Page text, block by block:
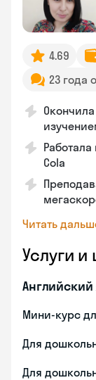
4.69
23 года
Cola
Читать
Услуги и
Мини-курс
Для
Для